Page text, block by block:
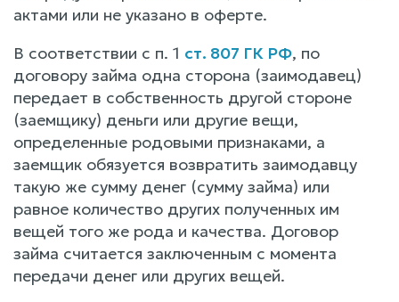
актами или не указано в оферте.
В соответствии с п. 1 ст. 807 ГК РФ, по
договору займа одна сторона (заимодавец)
передает в собственность другой стороне
(заемщику) деньги или другие вещи,
определенные родовыми признаками, а
заемщик обязуется возвратить заимодавцу
такую же сумму денег (сумму займа) или
равное количество других полученных им
вещей того же рода и качества. Договор
займа считается заключенным с момента
передачи денег или других вещей.